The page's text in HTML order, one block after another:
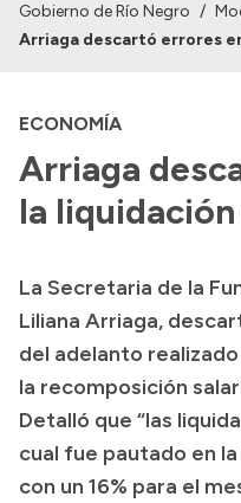
Autoridades
Normativa
Transparencia
Presupuesto
Boletín Oficial
Compras y licitaciones
Consulta de
Consulta de pago a
Gobierno de Río Negro /
Arriaga descartó errores
ECONOMÍA
Arriaga
la
La Secretaria de la
Liliana Arriaga,
del adelanto
la recomposición
Detalló que “las
cual fue pautado en
con un 16% para el